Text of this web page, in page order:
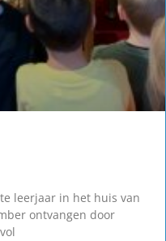
leerjaar in het huis van
ontvangen door